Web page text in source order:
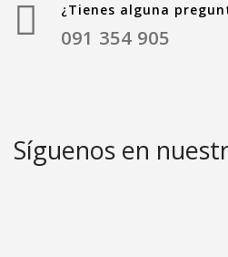
¿Tienes alguna
091 354 905
Síguenos en